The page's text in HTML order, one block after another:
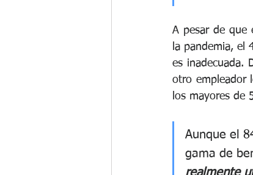
A pesar de que
la pandemia, el
es inadecuada.
otro empleador
los mayores de
Aunque el
gama de
realmente